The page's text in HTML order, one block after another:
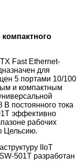
компактного
Fast Ethernet-
для
5 портами 10/100
и компактным
постоянного тока
эффективно
рабочих
Цельсию.
IIoT
501T разработан